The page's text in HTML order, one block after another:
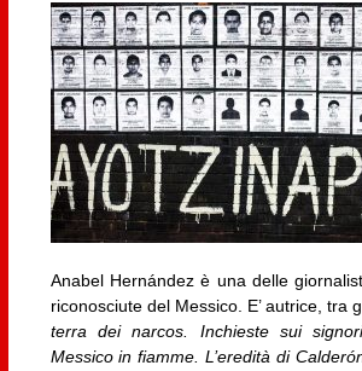
Anabel Hernández è una delle
riconosciute del Messico. E’ autrice, tra
terra dei narcos. Inchieste sui
Messico in fiamme. L’eredità di